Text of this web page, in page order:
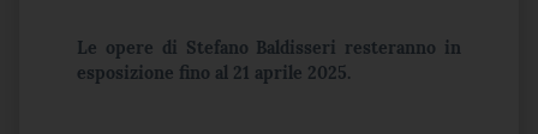
Le opere di Stefano Baldisseri resteranno in
esposizione fino al 21 aprile 2025.